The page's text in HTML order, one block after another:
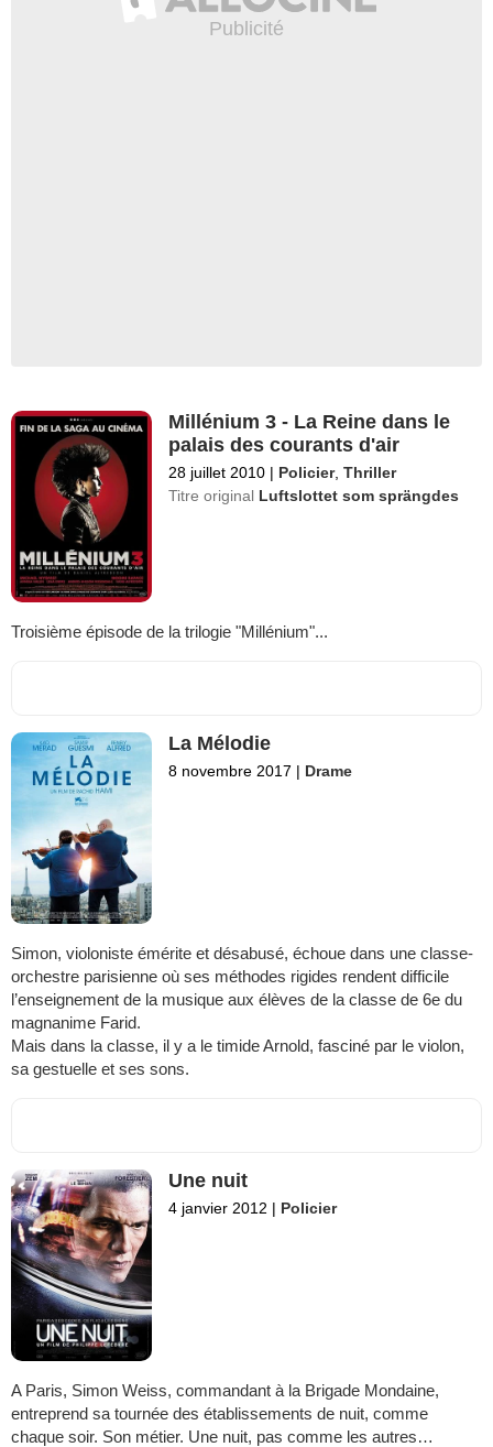
Millénium 3 - La Reine dans le
palais des courants d'air
28 juillet 2010 | Policier,Thriller
Titre original Luftslottet som sprängdes
Troisième épisode de la trilogie "Millénium"...
La Mélodie
8 novembre 2017 | Drame
Simon, violoniste émérite et désabusé, échoue dans une classe-
orchestre parisienne où ses méthodes rigides rendent difficile
l’enseignement de la musique aux élèves de la classe de 6e du
magnanime Farid.
Mais dans la classe, il y a le timide Arnold, fasciné par le violon,
sa gestuelle et ses sons.
Une nuit
4 janvier 2012 | Policier
A Paris, Simon Weiss, commandant à la Brigade Mondaine,
entreprend sa tournée des établissements de nuit, comme
chaque soir. Son métier. Une nuit, pas comme les autres…